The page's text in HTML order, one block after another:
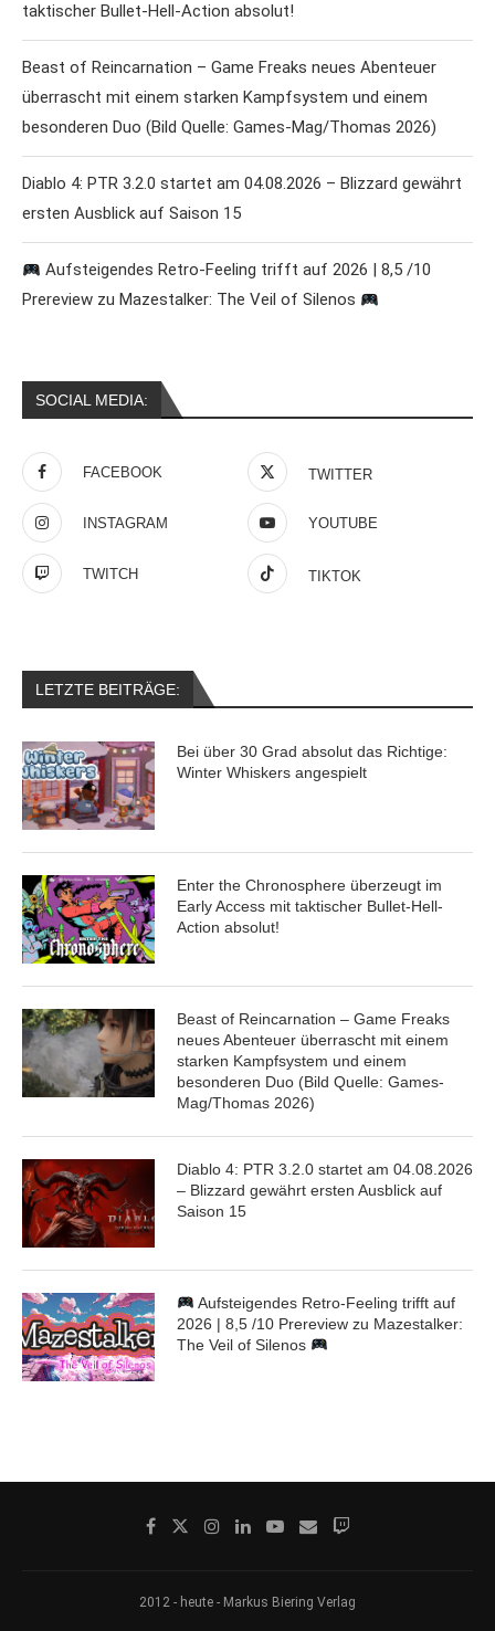
taktischer Bullet-Hell-Action absolut!
Beast of Reincarnation – Game Freaks neues Abenteuer
überrascht mit einem starken Kampfsystem und einem
besonderen Duo (Bild Quelle: Games-Mag/Thomas 2026)
Diablo 4: PTR 3.2.0 startet am 04.08.2026 – Blizzard gewährt
ersten Ausblick auf Saison 15
Aufsteigendes Retro-Feeling trifft auf 2026 | 8,5 /10
Prereview zu Mazestalker: The Veil of Silenos
SOCIAL MEDIA:
FACEBOOK TWITTER
INSTAGRAM YOUTUBE
TWITCH TIKTOK
LETZTE BEITRÄGE:
Bei über 30 Grad absolut das Richtige:
Winter Whiskers angespielt
Enter the Chronosphere überzeugt im
Early Access mit taktischer Bullet-Hell-
Action absolut!
Beast of Reincarnation – Game Freaks
neues Abenteuer überrascht mit einem
starken Kampfsystem und einem
besonderen Duo (Bild Quelle: Games-
Mag/Thomas 2026)
Diablo 4: PTR 3.2.0 startet am 04.08.2026
– Blizzard gewährt ersten Ausblick auf
Saison 15
Aufsteigendes Retro-Feeling trifft auf
2026 | 8,5 /10 Prereview zu Mazestalker:
The Veil of Silenos
2012 - heute - Markus Biering Verlag